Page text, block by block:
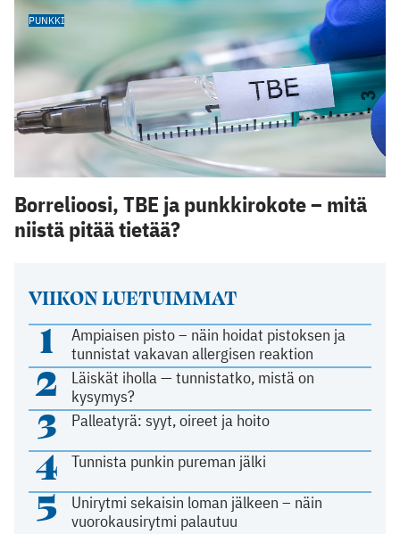
VIIKON LUETUIMMAT
1
Ampiaisen pisto – näin hoidat pistoksen ja
tunnistat vakavan allergisen reaktion
2
Läiskät iholla — tunnistatko, mistä on
kysymys?
3 Palleatyrä: syyt, oireet ja hoito
4 Tunnista punkin pureman jälki
5
Unirytmi sekaisin loman jälkeen – näin
vuorokausirytmi palautuu
PUNKKI
Borrelioosi, TBE ja punkkirokote – mitä
niistä pitää tietää?